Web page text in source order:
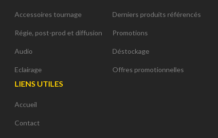
Accessoires tournage
Régie, post-prod et diffusion
Audio
Eclairage
Derniers produits référencés
Promotions
Déstockage
Offres promotionnelles
LIENS UTILES
Accueil
Contact